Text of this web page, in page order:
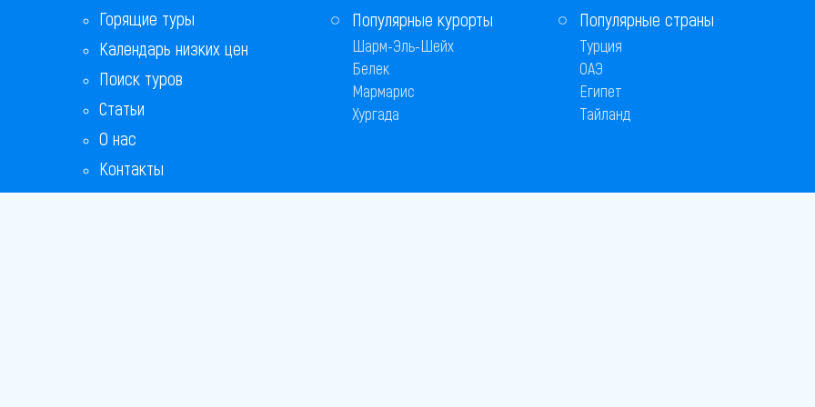
Горящие туры
Календарь низких цен
Поиск туров
Статьи
О нас
Контакты
Бонусная программа
Популярные курорты
Шарм-Эль-Шейх
Белек
Мармарис
Хургада
Популярные страны
Турция
ОАЭ
Египет
Тайланд